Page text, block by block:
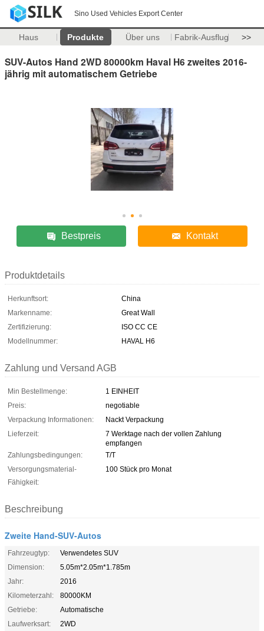
Sino Used Vehicles Export Center
Haus Produkte Über uns Fabrik-Ausflug >>
SUV-Autos Hand 2WD 80000km Haval H6 zweites 2016-
jährig mit automatischem Getriebe
Bestpreis Kontakt
Produktdetails
Herkunftsort:
China
Markenname:
Great Wall
Zertifizierung:
ISO CC CE
Modellnummer:
HAVAL H6
Zahlung und Versand AGB
Min Bestellmenge:
1 EINHEIT
Preis:
negotiable
Verpackung Informationen:
Nackt Verpackung
Lieferzeit:
7 Werktage nach der vollen Zahlung
empfangen
Zahlungsbedingungen:
T/T
Versorgungsmaterial-
Fähigkeit:
100 Stück pro Monat
Beschreibung
Zweite Hand-SUV-Autos
Fahrzeugtyp:
Verwendetes SUV
Dimension:
5.05m*2.05m*1.785m
Jahr:
2016
Kilometerzahl:
80000KM
Getriebe:
Automatische
Laufwerksart:
2WD